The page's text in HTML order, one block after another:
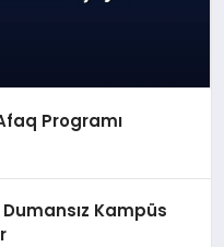
Programı
Kampüs